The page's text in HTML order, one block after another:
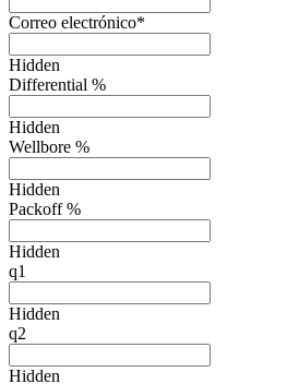
Correo electrónico*
Hidden
Differential %
Hidden
Wellbore %
Hidden
Packoff %
Hidden
q1
Hidden
q2
Hidden